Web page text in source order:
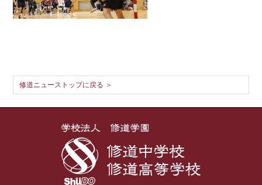
修道ニューストップに戻る ＞